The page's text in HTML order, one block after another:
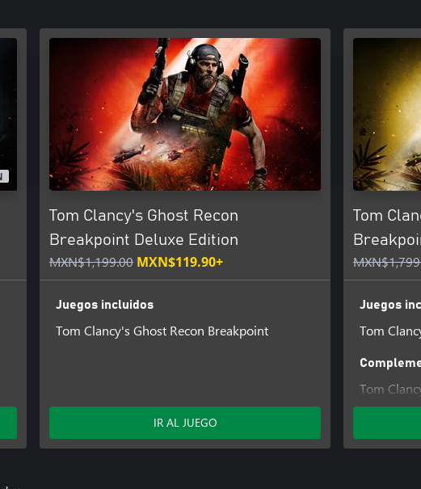
Tom Clancy's Ghost Recon
Breakpoint Deluxe Edition
MXN$1,199.00 MXN$119.90+
Juegos incluidos
Tom Clancy's Ghost Recon Breakpoint
IR AL JUEGO
Tom
Juegos
Tom
Tom
1 Pass